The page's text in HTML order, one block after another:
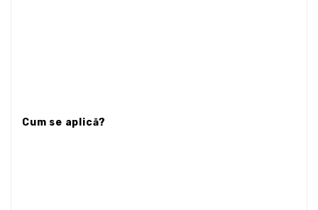
Cum se aplică?